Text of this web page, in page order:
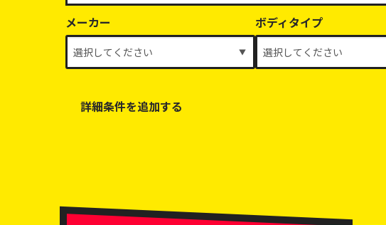
メーカー ボディタイプ
詳細条件を追加する
車体色